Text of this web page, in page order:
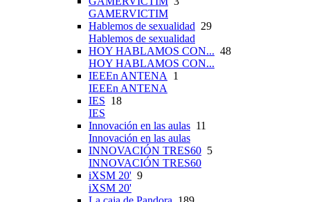
GAMERVICTIM
Hablemos de sexualidad 29
Hablemos de sexualidad
HOY HABLAMOS CON... 48
HOY HABLAMOS CON...
IEEEn ANTENA 1
IEEEn ANTENA
IES 18
IES
Innovación en las aulas 11
Innovación en las aulas
INNOVACIÓN TRES60 5
INNOVACIÓN TRES60
iXSM 20' 9
iXSM 20'